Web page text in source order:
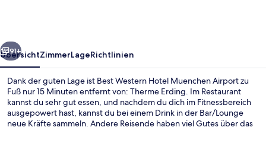
Weiter
91+
ÜbersichtZimmerLageRichtlinien
Dank der guten Lage ist Best Western Hotel Muenchen Airport zu
Fuß nur 15 Minuten entfernt von: Therme Erding. Im Restaurant
kannst du sehr gut essen, und nachdem du dich im Fitnessbereich
ausgepowert hast, kannst du bei einem Drink in der Bar/Lounge
neue Kräfte sammeln. Andere Reisende haben viel Gutes über das